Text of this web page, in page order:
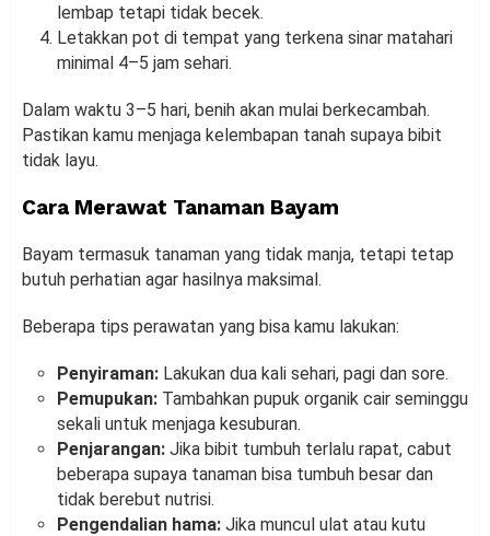
lembap tetapi tidak becek.
Letakkan pot di tempat yang terkena sinar matahari
minimal 4–5 jam sehari.
Dalam waktu 3–5 hari, benih akan mulai berkecambah.
Pastikan kamu menjaga kelembapan tanah supaya bibit
tidak layu.
Cara Merawat Tanaman Bayam
Bayam termasuk tanaman yang tidak manja, tetapi tetap
butuh perhatian agar hasilnya maksimal.
Beberapa tips perawatan yang bisa kamu lakukan:
Penyiraman: Lakukan dua kali sehari, pagi dan sore.
Pemupukan: Tambahkan pupuk organik cair seminggu
sekali untuk menjaga kesuburan.
Penjarangan: Jika bibit tumbuh terlalu rapat, cabut
beberapa supaya tanaman bisa tumbuh besar dan
tidak berebut nutrisi.
Pengendalian hama: Jika muncul ulat atau kutu